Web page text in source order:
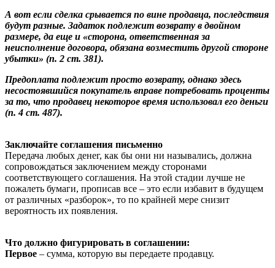
А вот если сделка срывается по вине продавца, последствия
будут разные. Задаток подлежит возврату в двойном
размере, да еще и «сторона, ответственная за
неисполнение договора, обязана возместить другой стороне
убытки» (п. 2 ст. 381).
Предоплата подлежит просто возврату, однако здесь
несостоявшийся покупатель вправе потребовать проценты
за то, что продавец некоторое время использовал его деньги
(п. 4 ст. 487).
Заключайте соглашения письменно
Передача любых денег, как бы они ни назывались, должна
сопровождаться заключением между сторонами
соответствующего соглашения. На этой стадии лучше не
пожалеть бумаги, прописав все – это если избавит в будущем
от различных «разборок», то по крайней мере снизит
вероятность их появления.
Что должно фигурировать в соглашении:
Первое – сумма, которую вы передаете продавцу.